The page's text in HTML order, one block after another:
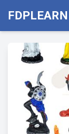
FDPLEARN